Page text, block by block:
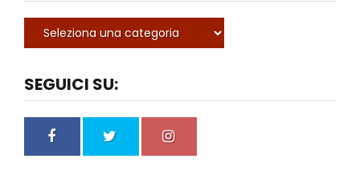
SEGUICI SU: